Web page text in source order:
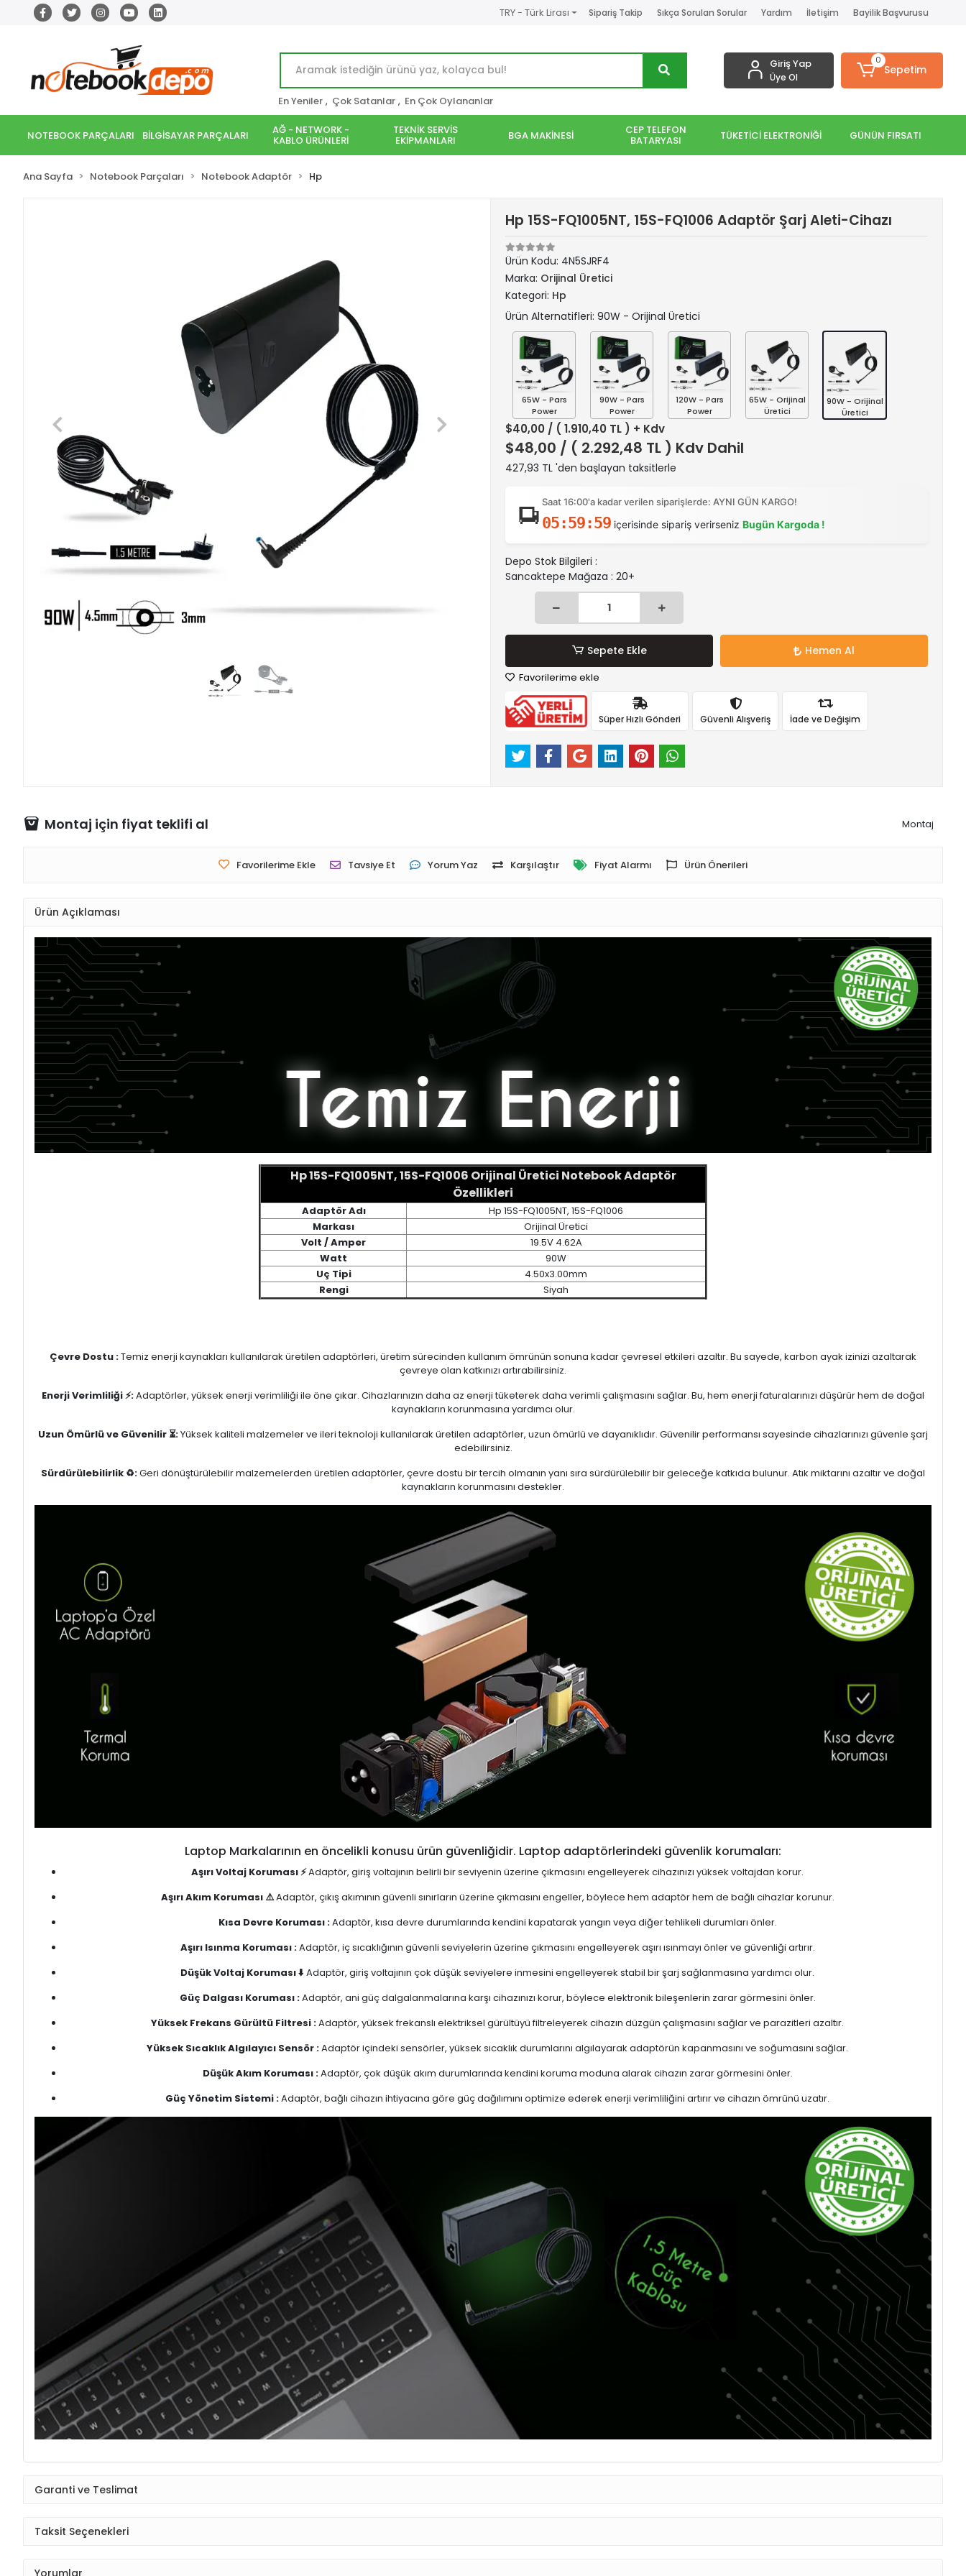
TRY - Türk Lirası Sipariş Takip Sıkça Sorulan Sorular Yardım İletişim Bayilik Başvurusu
En Yeniler , Çok Satanlar , En Çok Oylananlar
Giriş Yap
Üye Ol
0
Sepetim
NOTEBOOK PARÇALARI BİLGİSAYAR PARÇALARI AĞ - NETWORK -
KABLO ÜRÜNLERİ
TEKNİK SERVİS
EKİPMANLARI BGA MAKİNESİ CEP TELEFON
BATARYASI TÜKETİCİ ELEKTRONİĞİ GÜNÜN FIRSATI
Ana Sayfa Notebook Parçaları Notebook Adaptör Hp
Hp 15S-FQ1005NT, 15S-FQ1006 Adaptör Şarj Aleti-Cihazı
Ürün Kodu: 4N5SJRF4
Marka: Orijinal Üretici
Kategori: Hp
Ürün Alternatifleri: 90W - Orijinal Üretici
65W - Pars
Power
90W - Pars
Power
120W - Pars
Power
65W - Orijinal
Üretici
90W - Orijinal
Üretici
$40,00 / ( 1.910,40 TL ) + Kdv
$48,00 / ( 2.292,48 TL ) Kdv Dahil
427,93 TL 'den başlayan taksitlerle
Saat 16:00'a kadar verilen siparişlerde: AYNI GÜN KARGO!
05:59:58 içerisinde sipariş verirseniz Bugün Kargoda !
Depo Stok Bilgileri :
Sancaktepe Mağaza : 20+
Sepete Ekle Hemen Al
Favorilerime ekle
Süper Hızlı Gönderi Güvenli Alışveriş İade ve Değişim
Montaj için fiyat teklifi al Montaj
Favorilerime Ekle Tavsiye Et Yorum Yaz Karşılaştır Fiyat Alarmı Ürün Önerileri
Ürün Açıklaması
Hp 15S-FQ1005NT, 15S-FQ1006 Orijinal Üretici Notebook Adaptör
Özellikleri
Adaptör Adı
Hp 15S-FQ1005NT, 15S-FQ1006
Markası
Orijinal Üretici
Volt / Amper
19.5V 4.62A
Watt
90W
Uç Tipi
4.50x3.00mm
Rengi
Siyah
Çevre Dostu :Temiz enerji kaynakları kullanılarak üretilen adaptörleri, üretim sürecinden kullanım ömrünün sonuna kadar çevresel etkileri azaltır. Bu sayede, karbon ayak izinizi azaltarak
çevreye olan katkınızı artırabilirsiniz.
Enerji Verimliliği ⚡:Adaptörler, yüksek enerji verimliliği ile öne çıkar. Cihazlarınızın daha az enerji tüketerek daha verimli çalışmasını sağlar. Bu, hem enerji faturalarınızı düşürür hem de doğal
kaynakların korunmasına yardımcı olur.
Uzun Ömürlü ve Güvenilir ⏳:Yüksek kaliteli malzemeler ve ileri teknoloji kullanılarak üretilen adaptörler, uzun ömürlü ve dayanıklıdır. Güvenilir performansı sayesinde cihazlarınızı güvenle şarj
edebilirsiniz.
Sürdürülebilirlik ♻️:Geri dönüştürülebilir malzemelerden üretilen adaptörler, çevre dostu bir tercih olmanın yanı sıra sürdürülebilir bir geleceğe katkıda bulunur. Atık miktarını azaltır ve doğal
kaynakların korunmasını destekler.
Laptop Markalarının en öncelikli konusu ürün güvenliğidir. Laptop adaptörlerindeki güvenlik korumaları:
Aşırı Voltaj Koruması ⚡Adaptör, giriş voltajının belirli bir seviyenin üzerine çıkmasını engelleyerek cihazınızı yüksek voltajdan korur.
Aşırı Akım Koruması ⚠️Adaptör, çıkış akımının güvenli sınırların üzerine çıkmasını engeller, böylece hem adaptör hem de bağlı cihazlar korunur.
Kısa Devre Koruması :Adaptör, kısa devre durumlarında kendini kapatarak yangın veya diğer tehlikeli durumları önler.
Aşırı Isınma Koruması :Adaptör, iç sıcaklığının güvenli seviyelerin üzerine çıkmasını engelleyerek aşırı ısınmayı önler ve güvenliği artırır.
Düşük Voltaj Koruması ⬇️Adaptör, giriş voltajının çok düşük seviyelere inmesini engelleyerek stabil bir şarj sağlanmasına yardımcı olur.
Güç Dalgası Koruması :Adaptör, ani güç dalgalanmalarına karşı cihazınızı korur, böylece elektronik bileşenlerin zarar görmesini önler.
Yüksek Frekans Gürültü Filtresi :Adaptör, yüksek frekanslı elektriksel gürültüyü filtreleyerek cihazın düzgün çalışmasını sağlar ve parazitleri azaltır.
Yüksek Sıcaklık Algılayıcı Sensör :Adaptör içindeki sensörler, yüksek sıcaklık durumlarını algılayarak adaptörün kapanmasını ve soğumasını sağlar.
Düşük Akım Koruması :Adaptör, çok düşük akım durumlarında kendini koruma moduna alarak cihazın zarar görmesini önler.
Güç Yönetim Sistemi :Adaptör, bağlı cihazın ihtiyacına göre güç dağılımını optimize ederek enerji verimliliğini artırır ve cihazın ömrünü uzatır.
Garanti ve Teslimat
Taksit Seçenekleri
Yorumlar